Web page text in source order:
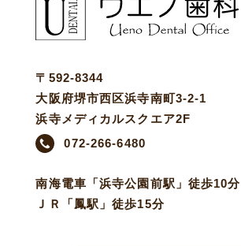
〒592-8344
大阪府堺市西区浜寺南町3-2-1
浜寺メディカルスクエア2F
072-266-6480
南海電車「浜寺公園前駅」徒歩10分
ＪＲ「鳳駅」徒歩15分